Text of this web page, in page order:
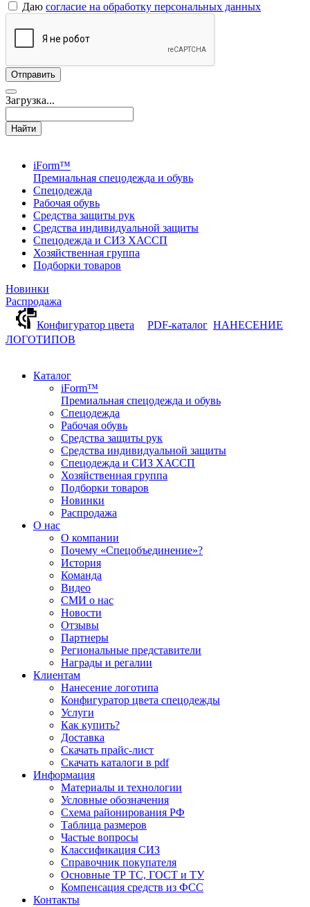
Даю согласие на обработку персональных данных
Загрузка...
Найти
iForm™
Премиальная спецодежда и обувь
Спецодежда
Рабочая обувь
Средства защиты рук
Средства индивидуальной защиты
Спецодежда и СИЗ ХАССП
Хозяйственная группа
Подборки товаров
Новинки
Распродажа
Конфигуратор цвета
PDF-каталог НАНЕСЕНИЕ
ЛОГОТИПОВ
Каталог
iForm™
Премиальная спецодежда и обувь
Спецодежда
Рабочая обувь
Средства защиты рук
Средства индивидуальной защиты
Спецодежда и СИЗ ХАССП
Хозяйственная группа
Подборки товаров
Новинки
Распродажа
О нас
О компании
Почему «Спецобъединение»?
История
Команда
Видео
СМИ о нас
Новости
Отзывы
Партнеры
Региональные представители
Награды и регалии
Клиентам
Нанесение логотипа
Конфигуратор цвета спецодежды
Услуги
Как купить?
Доставка
Скачать прайс-лист
Скачать каталоги в pdf
Информация
Материалы и технологии
Условные обозначения
Схема районирования РФ
Таблица размеров
Частые вопросы
Классификация СИЗ
Справочник покупателя
Основные ТР ТС, ГОСТ и ТУ
Компенсация средств из ФСС
Контакты